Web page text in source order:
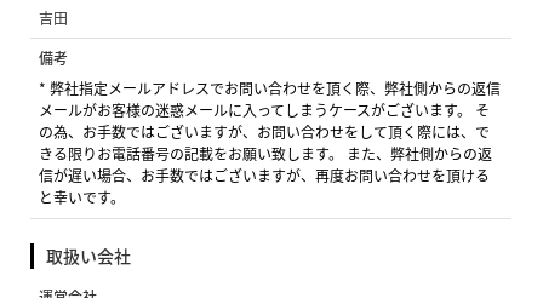
吉田
備考
* 弊社指定メールアドレスでお問い合わせを頂く際、弊社側からの返信
メールがお客様の迷惑メールに入ってしまうケースがございます。 そ
の為、お手数ではございますが、お問い合わせをして頂く際には、で
きる限りお電話番号の記載をお願い致します。 また、弊社側からの返
信が遅い場合、お手数ではございますが、再度お問い合わせを頂ける
と幸いです。
取扱い会社